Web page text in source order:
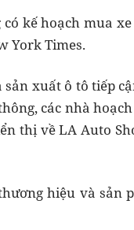
kế hoạch mua
York Times.
xuất ô tô tiếp
các nhà
thị về LA Auto
hiệu và sản